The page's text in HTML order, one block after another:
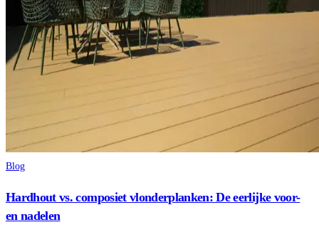
Blog
Hardhout vs. composiet vlonderplanken: De eerlijke voor-
en nadelen